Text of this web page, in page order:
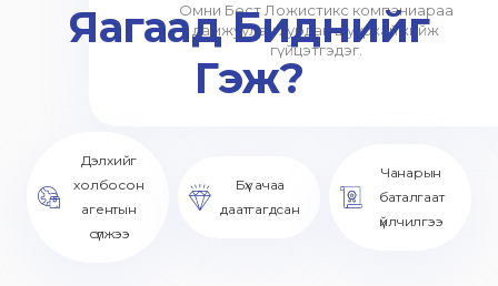
Омни Бест Ложистикс компаниараа
дамжуулан хурдан шуурхай хийж
гүйцэтгэдэг.
Яагаад Биднийг
Гэж?
Дэлхийг
холбосон
агентын
сүлжээ
Бүх ачаа
даатгагдсан
Чанарын
баталгаат
үйлчилгээ